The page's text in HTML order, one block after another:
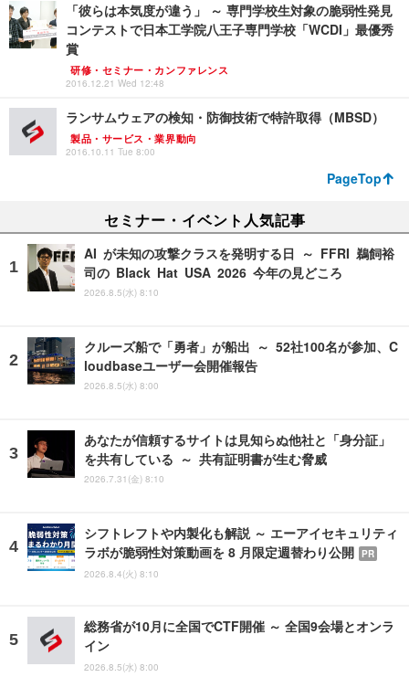
「彼らは本気度が違う」 ～ 専門学校生対象の脆弱性発見
コンテストで日本工学院八王子専門学校「WCDI」最優秀
賞
研修・セミナー・カンファレンス
2016.12.21 Wed 12:48
ランサムウェアの検知・防御技術で特許取得（MBSD）
製品・サービス・業界動向
2016.10.11 Tue 8:00
PageTop
セミナー・イベント人気記事
AI が未知の攻撃クラスを発明する日 ～ FFRI 鵜飼裕
司の Black Hat USA 2026 今年の見どころ
2026.8.5(水) 8:10
クルーズ船で「勇者」が船出 ～ 52社100名が参加、C
loudbaseユーザー会開催報告
2026.8.5(水) 8:00
あなたが信頼するサイトは見知らぬ他社と「身分証」
を共有している ～ 共有証明書が生む脅威
2026.7.31(金) 8:10
シフトレフトや内製化も解説 ～ エーアイセキュリティ
ラボが脆弱性対策動画を 8 月限定週替わり公開 PR
2026.8.4(火) 8:10
総務省が10月に全国でCTF開催 ～ 全国9会場とオンラ
イン
2026.8.5(水) 8:00